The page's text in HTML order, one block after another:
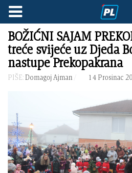
BOŽIĆNI SAJAM
treće svijeće uz Djeda
nastupe Prekopakrana
PIŠE: Domagoj Ajman 14 Prosinac